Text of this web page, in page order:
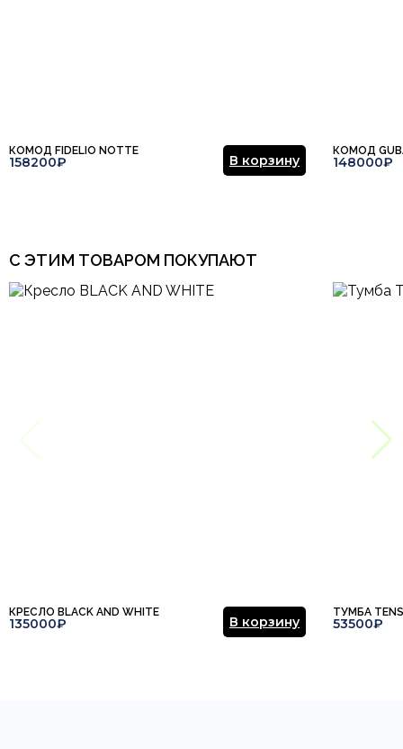
КОМОД FIDELIO NOTTE
158200₽ В корзину
КОМОД
148000₽
С ЭТИМ ТОВАРОМ ПОКУПАЮТ
КРЕСЛО BLACK AND WHITE
135000₽ В корзину
ТУМБА
53500₽